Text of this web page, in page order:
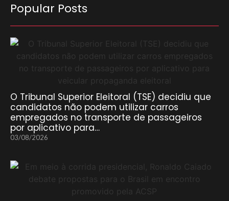
Popular Posts
O Tribunal Superior Eleitoral (TSE) decidiu que
candidatos não podem utilizar carros
empregados no transporte de passageiros
por aplicativo para…
03/08/2026